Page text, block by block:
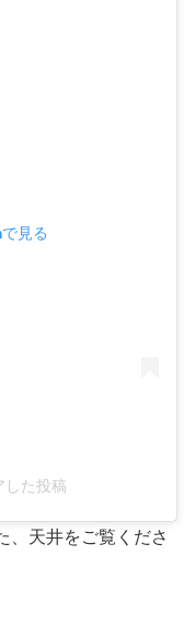
見る
した投稿
、天井をご覧くださ